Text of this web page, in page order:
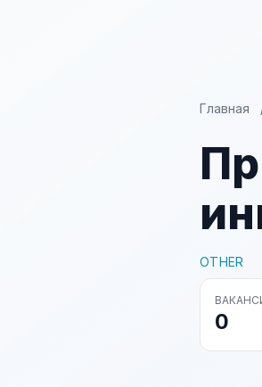
Главная
OTHER
0